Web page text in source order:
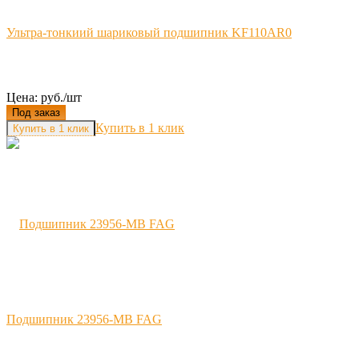
Ультра-тонкиий шариковый подшипник KF110AR0
Цена: руб./шт
Под заказ
Купить в 1 клик
Подшипник 23956-MB FAG